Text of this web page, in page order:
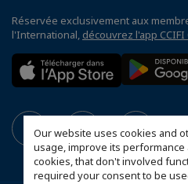
Our website uses cookies and
usage, improve its performance
cookies, that don't involved
required your consent to be
Réservée exclusivement aux
l'International, découvrez l'app